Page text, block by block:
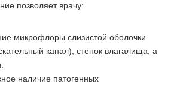
позволяет врачу:
микрофлоры слизистой оболочки
канал), стенок влагалища, а
наличие патогенных